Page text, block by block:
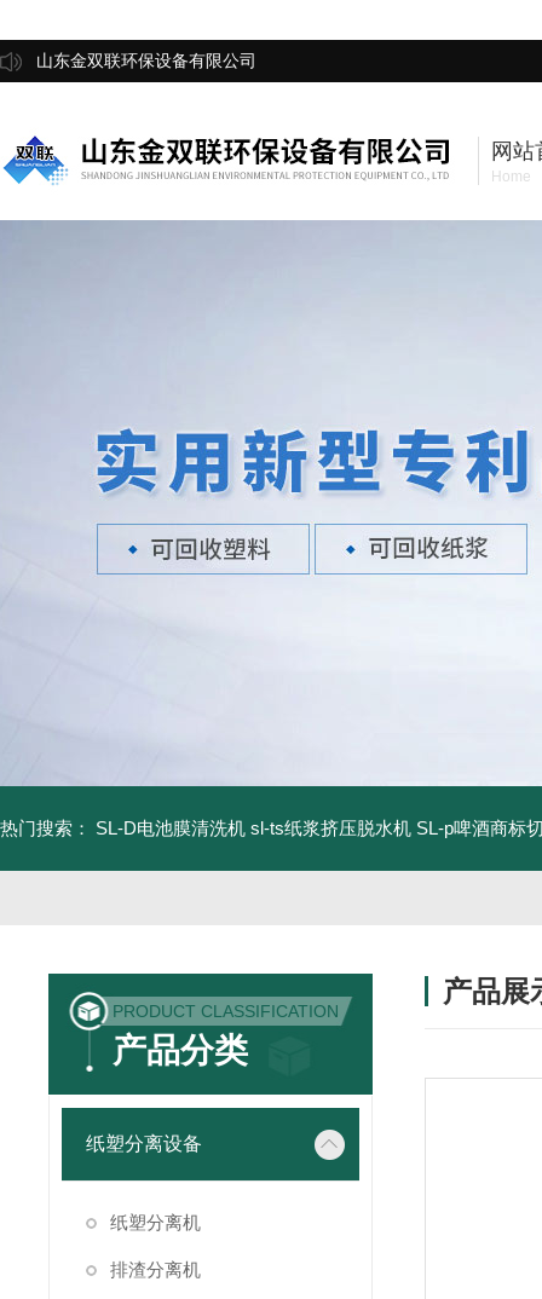
山东金双联环保设备有限公司
网站
Home
热门搜索： SL-D电池膜清洗机 sl-ts纸浆挤压脱水机 SL-p啤酒商标
PRODUCT CLASSIFICATION
产品分类
纸塑分离设备
纸塑分离机
排渣分离机
产品展